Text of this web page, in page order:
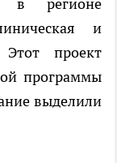
и
Этот проект
программы
выделили